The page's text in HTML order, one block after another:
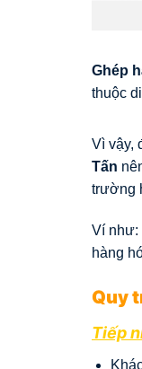
Ghép
thuộc
Vì vậy,
Tấn
trường
Ví như:
hàng
Quy
Tiếp